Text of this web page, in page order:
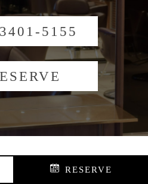
5155
RESERVE